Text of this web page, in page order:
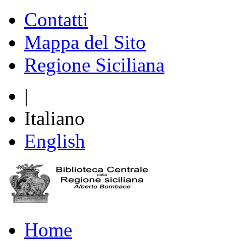
Contatti
Mappa del Sito
Regione Siciliana
|
Italiano
English
Home